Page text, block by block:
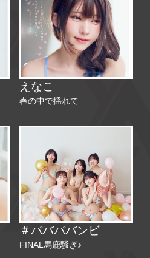
えなこ
春の中で揺れて
＃ババババンビ
FINAL馬鹿騒ぎ♪